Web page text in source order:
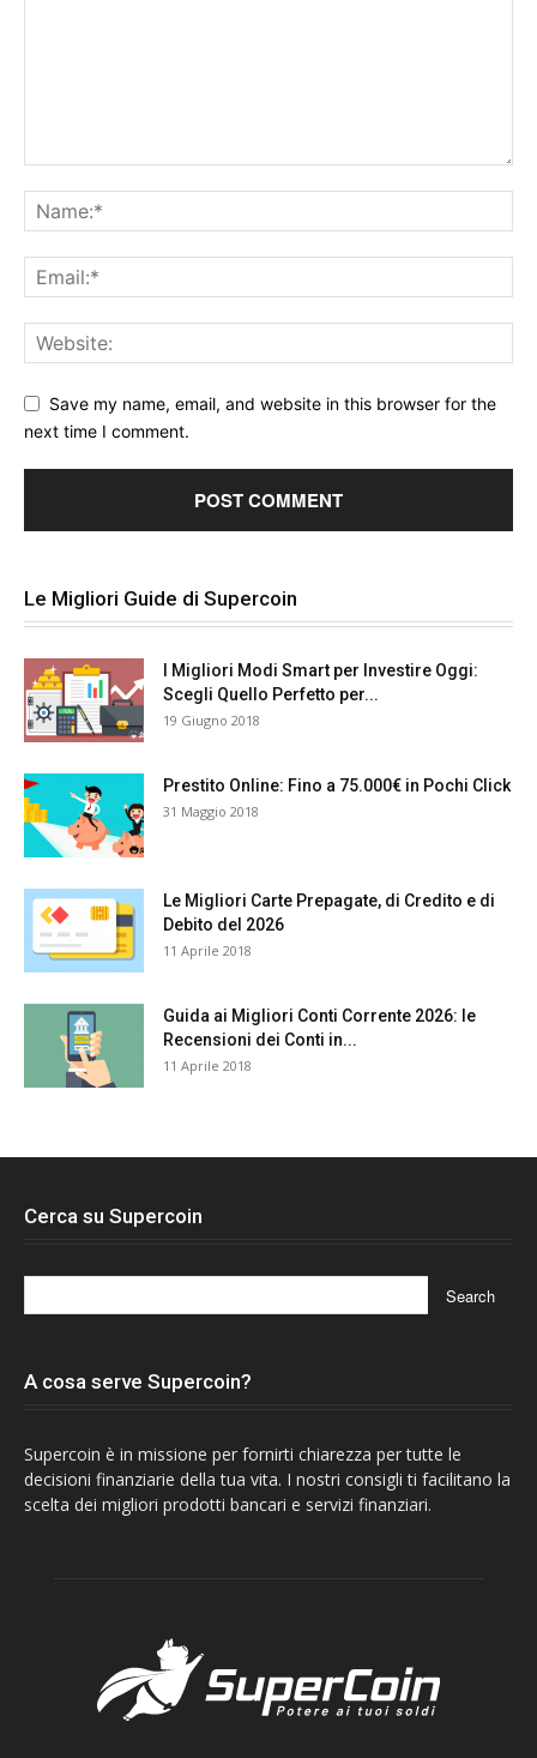
Save my name, email, and website in this browser for the
next time I comment.
Le Migliori Guide di Supercoin
I Migliori Modi Smart per Investire Oggi:
Scegli Quello Perfetto per...
19 Giugno 2018
Prestito Online: Fino a 75.000€ in Pochi Click
31 Maggio 2018
Le Migliori Carte Prepagate, di Credito e di
Debito del 2026
11 Aprile 2018
Guida ai Migliori Conti Corrente 2026: le
Recensioni dei Conti in...
11 Aprile 2018
Cerca su Supercoin
A cosa serve Supercoin?
Supercoin è in missione per fornirti chiarezza per tutte le
decisioni finanziarie della tua vita. I nostri consigli ti facilitano la
scelta dei migliori prodotti bancari e servizi finanziari.